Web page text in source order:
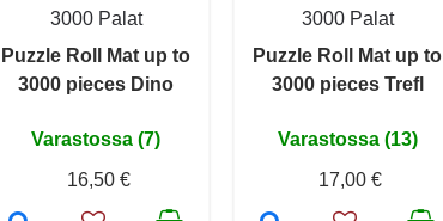
3000 Palat
Puzzle Roll Mat up to
3000 pieces Dino
Varastossa (7)
16,50 €
3000 Palat
Puzzle Roll Mat up to
3000 pieces Trefl
Varastossa (13)
17,00 €